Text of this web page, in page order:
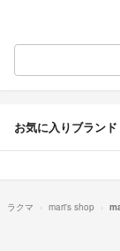
お気に入りブランド
ラクマ mari's shop